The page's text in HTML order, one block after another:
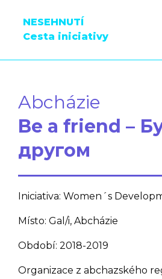
NESEHNUTÍ
Cesta iniciativy
Abcházie
Be a friend –
другом
Iniciativa: Women´s
Místo: Gal/i, Abcházie
Období: 2018-2019
Organizace z abchazského